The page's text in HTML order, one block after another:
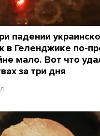
падении
в Геленджике по-
мало. Вот что
за три дня